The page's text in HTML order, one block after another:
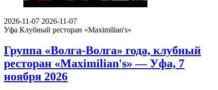
2026-11-07 2026-11-07
Уфа Клубный ресторан «Maximilian's»
Группа «Волга-Волга» года, клубный
ресторан «Maximilian's» — Уфа, 7
ноября 2026